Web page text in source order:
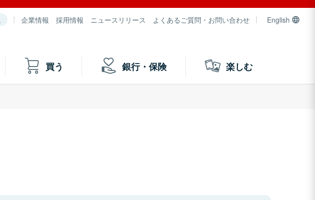
企業情報 採用情報 ニュースリリース よくあるご質問・お問い合わせ English
買う 銀行・保険 楽しむ